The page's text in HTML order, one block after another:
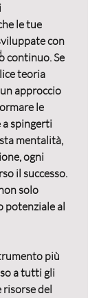
le tue
con
continuo. Se
teoria
approccio
le
a spingerti
mentalità,
ogni
il successo.
solo
potenziale al
più
a tutti gli
del